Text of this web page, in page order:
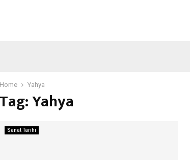
Home Yahya
Tag:Yahya
Sanat Tarihi